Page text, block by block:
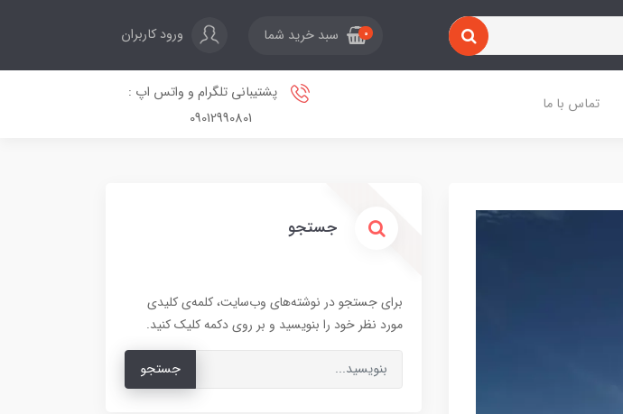
0 سبد خرید شما ورود کاربران
تماس با ما
پشتیبانی تلگرام و واتس اپ :
09012990801
جستجو
برای جستجو در نوشته‌های وب‌سایت، کلمه‌ی کلیدی
مورد نظر خود را بنویسید و بر روی دکمه کلیک کنید.
جستجو